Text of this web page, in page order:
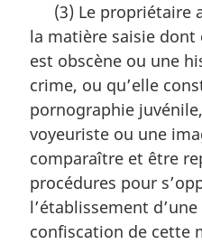
n
l
e
:
e
m
r
g
i
a
l
e
:
(3) Le propriétaire
la matière saisie dont
est obscène ou une
crime, ou qu’elle
pornographie
voyeuriste ou une
comparaître et être
procédures pour
l’établissement
confiscation de cette